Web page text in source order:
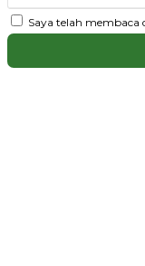
Saya telah membaca